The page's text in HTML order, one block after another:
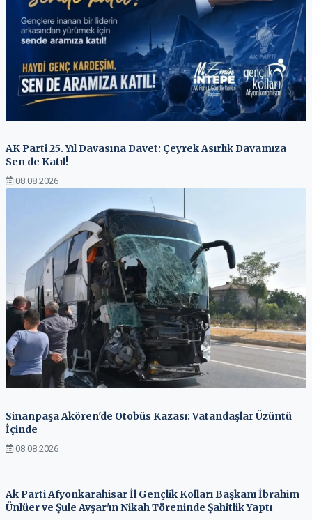
AK Parti 25. Yıl Davasına Davet: Çeyrek Asırlık Davamıza
Sen de Katıl!
08.08.2026
Sinanpaşa Akören'de Otobüs Kazası: Vatandaşlar Üzüntü
İçinde
08.08.2026
Ak Parti Afyonkarahisar İl Gençlik Kolları Başkanı İbrahim
Ünlüer ve Şule Avşar'ın Nikah Töreninde Şahitlik Yaptı